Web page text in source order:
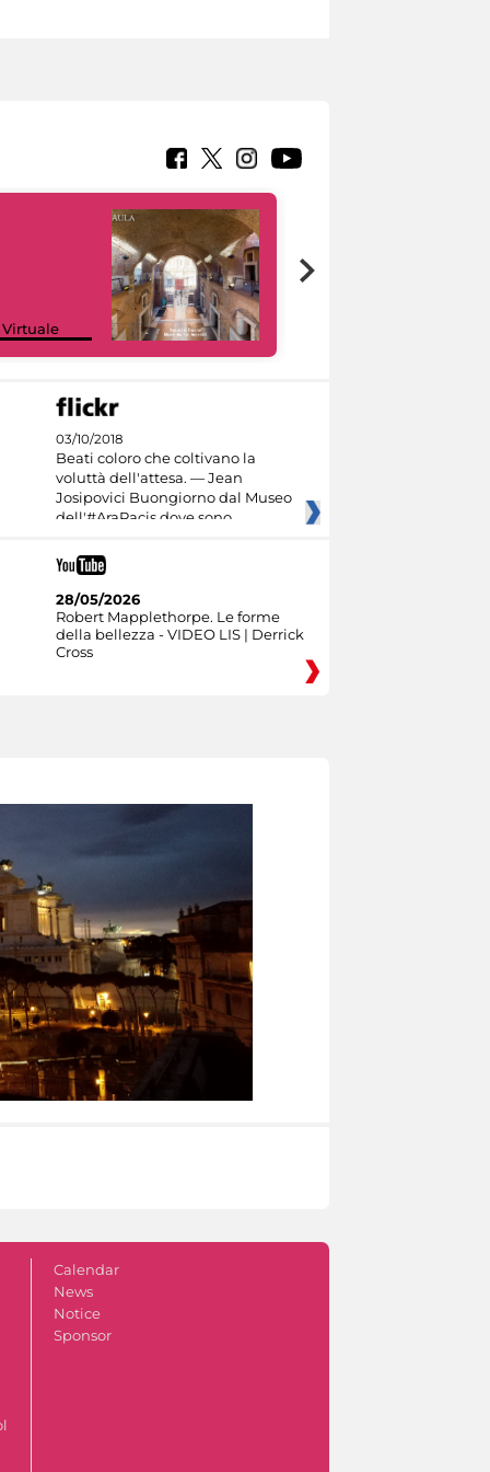
Virtuale
03/10/2018
Beati coloro che coltivano la
voluttà dell'attesa. — Jean
Josipovici Buongiorno dal Museo
dell'#AraPacis dove sono
28/05/2026
Robert Mapplethorpe. Le forme
della bellezza - VIDEO LIS | Derrick
Cross
Calendar
News
Notice
Sponsor